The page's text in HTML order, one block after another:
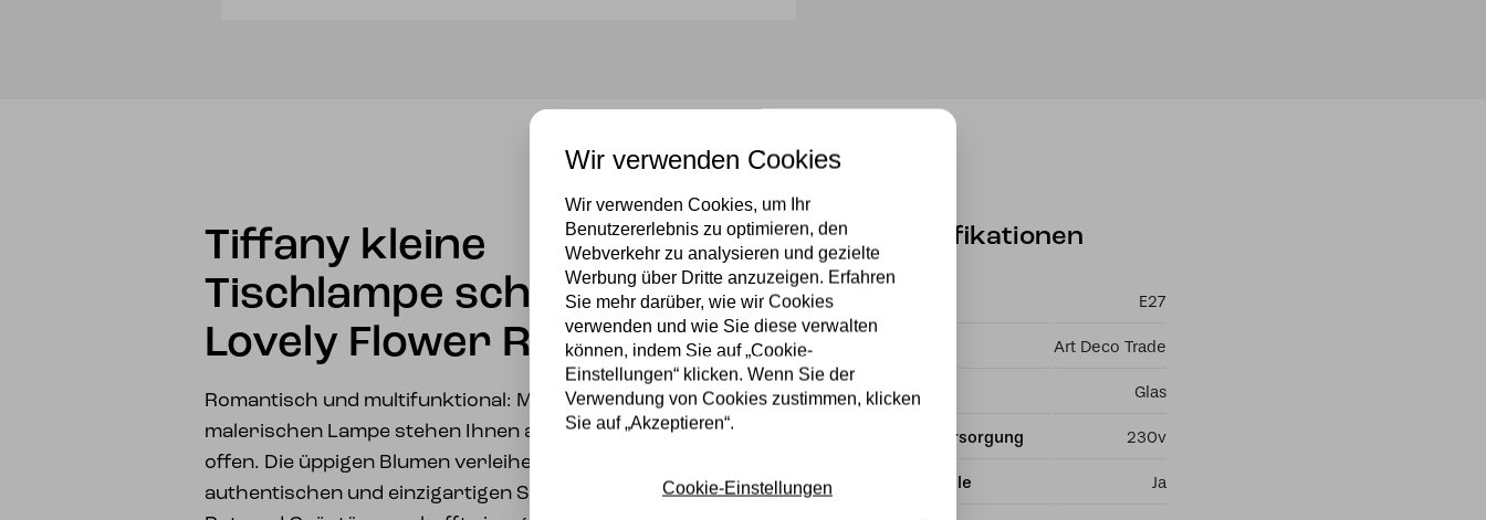
Tiffany kleine
Tischlampe schwarz mit
Lovely Flower Red
Romantisch und multifunktional: Mit dieser
malerischen Lampe stehen Ihnen alle Möglichkeiten
offen. Die üppigen Blumen verleihen der Lampe einen
authentischen und einzigartigen Stil. Das Spiel von
Spezifikationen
E27
Art Deco Trade
Material Glas
Stromversorgung 230v
Lichtquelle Ja
Wir verwenden Cookies
Wir verwenden Cookies, um Ihr
Benutzererlebnis zu optimieren, den
Webverkehr zu analysieren und gezielte
Werbung über Dritte anzuzeigen. Erfahren
Sie mehr darüber, wie wir Cookies
verwenden und wie Sie diese verwalten
können, indem Sie auf „Cookie-
Einstellungen“ klicken. Wenn Sie der
Verwendung von Cookies zustimmen, klicken
Sie auf „Akzeptieren“.
Cookie-Einstellungen